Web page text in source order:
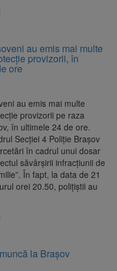
au emis mai multe
provizorii, în
ore
au emis mai multe
provizorii pe raza
în ultimele 24 de ore.
Secției 4 Poliție Brașov
în cadrul unui dosar
săvârșirii infracțiunii de
În fapt, la data de 21
orei 20.50, polițiștii au
la Brașov